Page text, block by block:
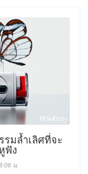
รมล้ำเลิศที่จะ
ฟัง
น.